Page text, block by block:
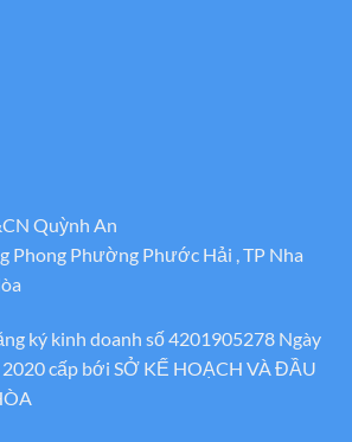
Quỳnh An
Phong Phường Phước Hải , TP Nha
ký kinh doanh số 4201905278 Ngày
cấp bới SỞ KẾ HOẠCH VÀ ĐẦU